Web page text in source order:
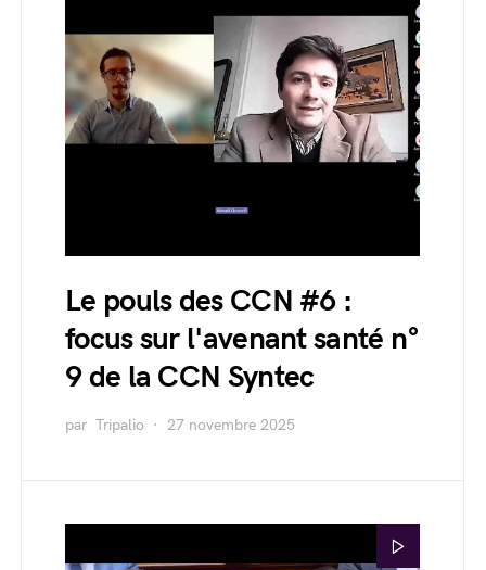
Le pouls des CCN #6 :
focus sur l'avenant santé n°
9 de la CCN Syntec
par Tripalio 27 novembre 2025